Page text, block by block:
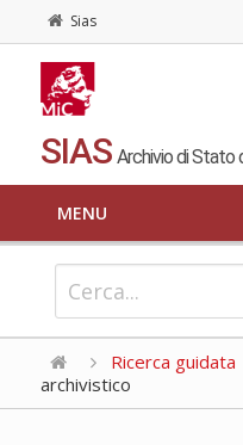
Sias
SIAS Archivio di Stato
MENU
Ricerca guidata
archivistico